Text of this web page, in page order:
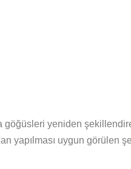
yeniden
yapılması uygun görülen